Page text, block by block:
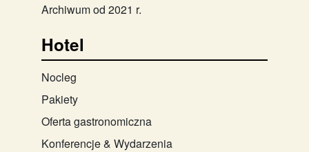
Archiwum od 2021 r.
Hotel
Nocleg
Pakiety
Oferta gastronomiczna
Konferencje & Wydarzenia